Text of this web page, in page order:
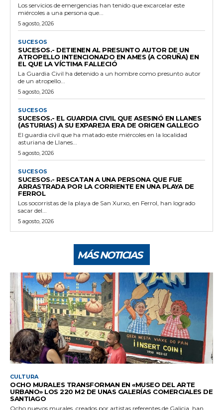
Los servicios de emergencias han tenido que excarcelar este
miércoles a una persona que...
5 agosto, 2026
SUCESOS
SUCESOS.- DETIENEN AL PRESUNTO AUTOR DE UN
ATROPELLO INTENCIONADO EN AMES (A CORUÑA) EN
EL QUE LA VÍCTIMA FALLECIÓ
La Guardia Civil ha detenido a un hombre como presunto autor
de un atropello...
5 agosto, 2026
SUCESOS
SUCESOS.- EL GUARDIA CIVIL QUE ASESINÓ EN LLANES
(ASTURIAS) A SU EXPAREJA ERA DE ORIGEN GALLEGO
El guardia civil que ha matado este miércoles en la localidad
asturiana de Llanes...
5 agosto, 2026
SUCESOS
SUCESOS.- RESCATAN A UNA PERSONA QUE FUE
ARRASTRADA POR LA CORRIENTE EN UNA PLAYA DE
FERROL
Los socorristas de la playa de San Xurxo, en Ferrol, han logrado
sacar del...
5 agosto, 2026
MÁS NOTICIAS
CULTURA
OCHO MURALES TRANSFORMAN EN «MUSEO DEL ARTE
URBANO» LOS 220 M2 DE UNAS GALERÍAS COMERCIALES DE
SANTIAGO
Ocho nuevos murales, creados por artistas referentes de Galicia, han